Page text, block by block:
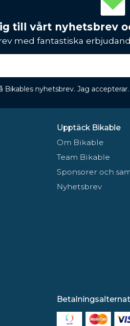
till vårt nyhetsbrev
med fantastiska
Bikables nyhetsbrev. Jag accepterar.
Upptäck Bikable
Om Bikable
Team Bikable
Sponsorer och
Nyhetsbrev